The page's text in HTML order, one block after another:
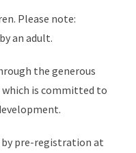
Please note:
an adult.
the generous
which is committed to
by pre-registration at